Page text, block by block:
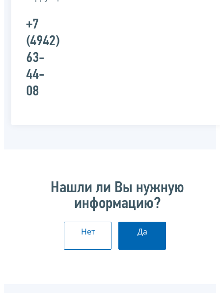
+7
(4942)
63-
44-
08
Нашли ли Вы нужную
информацию?
Нет Да